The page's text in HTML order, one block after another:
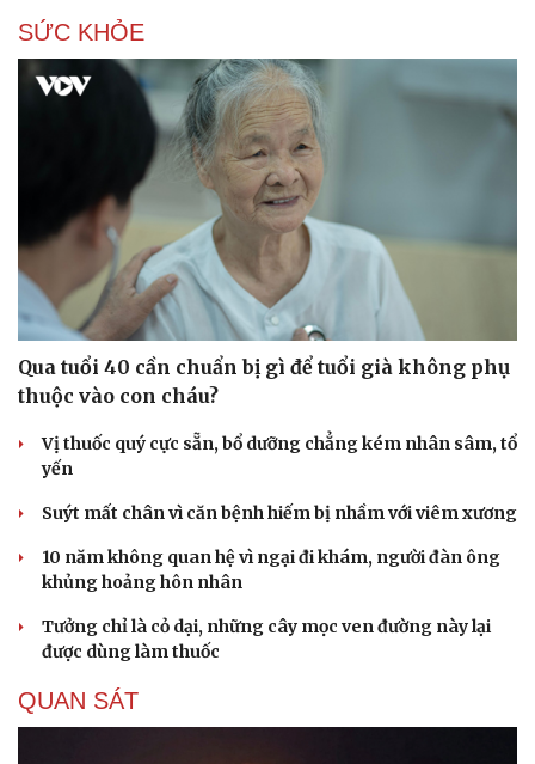
SỨC KHỎE
Qua tuổi 40 cần chuẩn bị gì để tuổi già không phụ
thuộc vào con cháu?
Vị thuốc quý cực sẵn, bổ dưỡng chẳng kém nhân sâm, tổ
yến
Suýt mất chân vì căn bệnh hiếm bị nhầm với viêm xương
10 năm không quan hệ vì ngại đi khám, người đàn ông
khủng hoảng hôn nhân
Tưởng chỉ là cỏ dại, những cây mọc ven đường này lại
được dùng làm thuốc
QUAN SÁT